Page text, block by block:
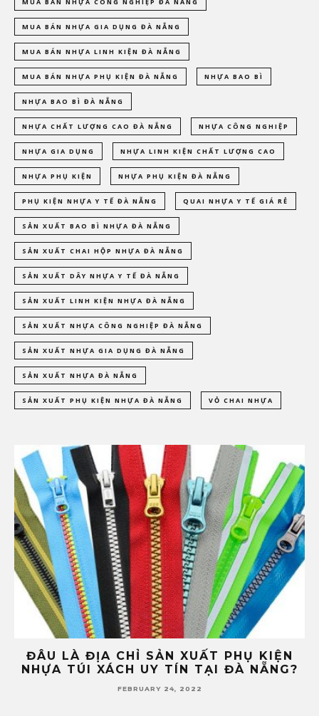
MUA BÁN NHỰA CÔNG NGHIỆP ĐÀ NẴNG
MUA BÁN NHỰA GIA DỤNG ĐÀ NẴNG
MUA BÁN NHỰA LINH KIỆN ĐÀ NẴNG
MUA BÁN NHỰA PHỤ KIỆN ĐÀ NẴNG NHỰA BAO BÌ
NHỰA BAO BÌ ĐÀ NẴNG
NHỰA CHẤT LƯỢNG CAO ĐÀ NẴNG NHỰA CÔNG NGHIỆP
NHỰA GIA DỤNG NHỰA LINH KIỆN CHẤT LƯỢNG CAO
NHỰA PHỤ KIỆN NHỰA PHỤ KIỆN ĐÀ NẴNG
PHỤ KIỆN NHỰA Y TẾ ĐÀ NẴNG QUAI NHỰA Y TẾ GIÁ RẺ
SẢN XUẤT BAO BÌ NHỰA ĐÀ NẴNG
SẢN XUẤT CHAI HỘP NHỰA ĐÀ NẴNG
SẢN XUẤT DÂY NHỰA Y TẾ ĐÀ NẴNG
SẢN XUẤT LINH KIỆN NHỰA ĐÀ NẴNG
SẢN XUẤT NHỰA CÔNG NGHIỆP ĐÀ NẴNG
SẢN XUẤT NHỰA GIA DỤNG ĐÀ NẴNG
SẢN XUẤT NHỰA ĐÀ NẴNG
SẢN XUẤT PHỤ KIỆN NHỰA ĐÀ NẴNG VỎ CHAI NHỰA
4 CÁCH SỬA KÉO KHÓA NHỰA TÚI XÁCH
CỰC NHANH
FEBRUARY 18, 2022